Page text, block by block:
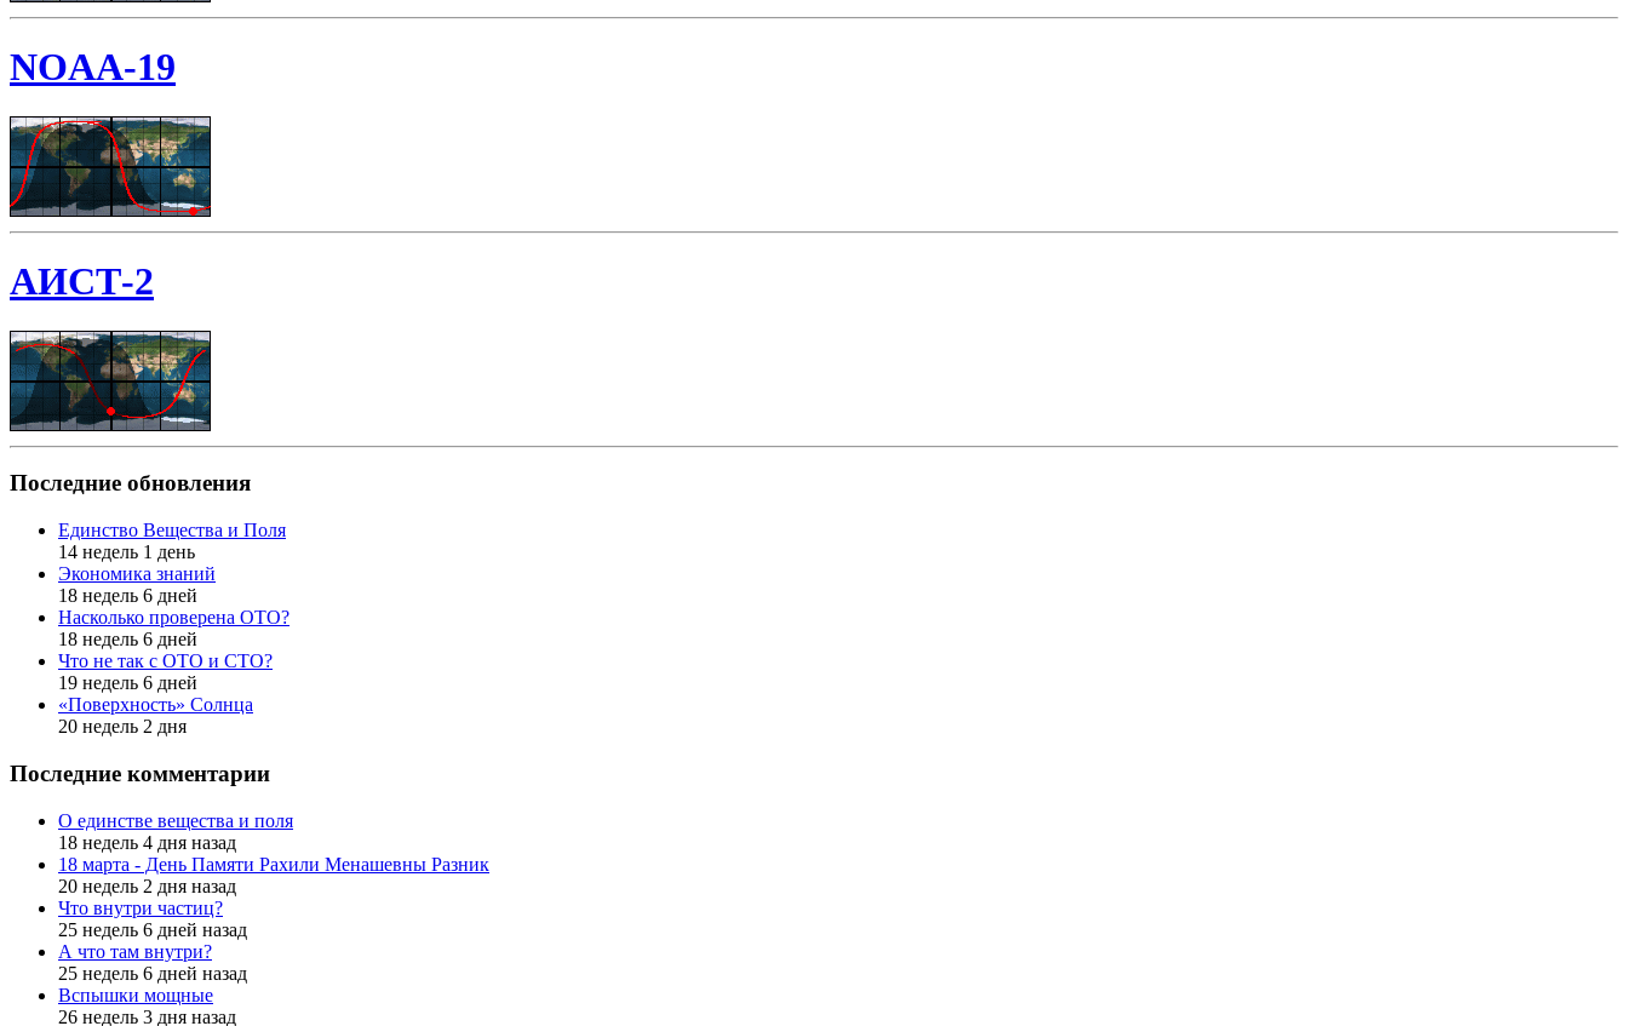
NOAA-19
АИСТ-2
Последние обновления
Единство Вещества и Поля
14 недель 1 день
Экономика знаний
18 недель 6 дней
Насколько проверена ОТО?
18 недель 6 дней
Что не так с ОТО и СТО?
19 недель 6 дней
«Поверхность» Солнца
20 недель 2 дня
Последние комментарии
О единстве вещества и поля
18 недель 4 дня назад
18 марта - День Памяти Рахили Менашевны Разник
20 недель 2 дня назад
Что внутри частиц?
25 недель 6 дней назад
А что там внутри?
25 недель 6 дней назад
Вспышки мощные
26 недель 3 дня назад